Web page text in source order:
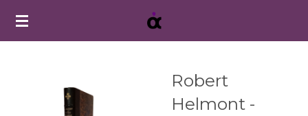
Passer
Robert
Helmont -